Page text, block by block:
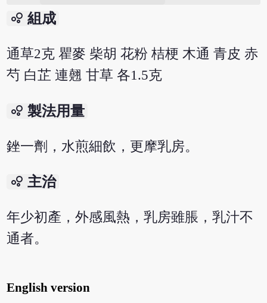
bubble_chart 組成
通草2克 瞿麥 柴胡 花粉 桔梗 木通 青皮 赤
芍 白芷 連翹 甘草 各1.5克
bubble_chart 製法用量
銼一劑，水煎細飲，更摩乳房。
bubble_chart 主治
年少初產，外感風熱，乳房雖脹，乳汁不
通者。
English version